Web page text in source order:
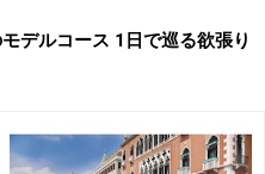
デルコース 1日で巡る欲張り